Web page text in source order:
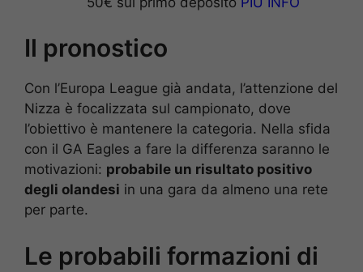
Il pronostico
Con l’Europa League già andata, l’attenzione del
Nizza è focalizzata sul campionato, dove
l’obiettivo è mantenere la categoria. Nella sfida
con il GA Eagles a fare la differenza saranno le
motivazioni: probabile un risultato positivo
degli olandesi in una gara da almeno una rete
per parte.
Le probabili formazioni di